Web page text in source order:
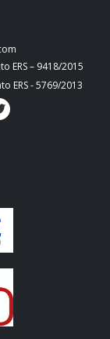
ERS – 9418/2015
ERS - 5769/2013